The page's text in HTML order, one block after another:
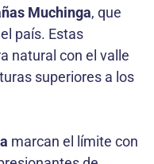
Muchinga, que
país. Estas
natural con el valle
superiores a los
marcan el límite con